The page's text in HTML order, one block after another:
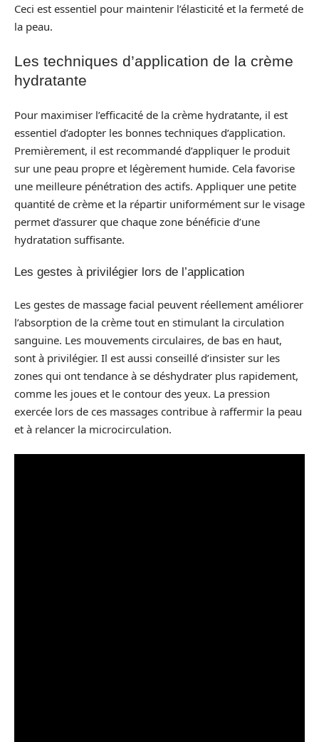
Ceci est essentiel pour maintenir l’élasticité et la fermeté de
la peau.
Les techniques d’application de la crème
hydratante
Pour maximiser l’efficacité de la crème hydratante, il est
essentiel d’adopter les bonnes techniques d’application.
Premièrement, il est recommandé d’appliquer le produit
sur une peau propre et légèrement humide. Cela favorise
une meilleure pénétration des actifs. Appliquer une petite
quantité de crème et la répartir uniformément sur le visage
permet d’assurer que chaque zone bénéficie d’une
hydratation suffisante.
Les gestes à privilégier lors de l’application
Les gestes de massage facial peuvent réellement améliorer
l’absorption de la crème tout en stimulant la circulation
sanguine. Les mouvements circulaires, de bas en haut,
sont à privilégier. Il est aussi conseillé d’insister sur les
zones qui ont tendance à se déshydrater plus rapidement,
comme les joues et le contour des yeux. La pression
exercée lors de ces massages contribue à raffermir la peau
et à relancer la microcirculation.